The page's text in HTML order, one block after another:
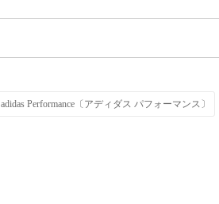
adidas Performance〔アディダス パフォーマンス〕